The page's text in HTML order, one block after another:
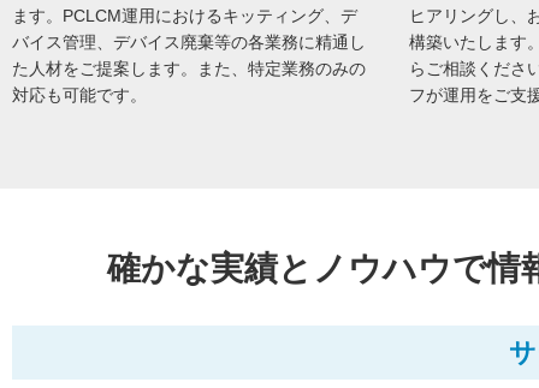
ます。PCLCM運用におけるキッティング、デ
バイス管理、デバイス廃棄等の各業務に精通し
た人材をご提案します。また、特定業務のみの
対応も可能です。
ヒアリングし、
構築いたします
らご相談くださ
フが運用をご支
確かな実績とノウハウで情